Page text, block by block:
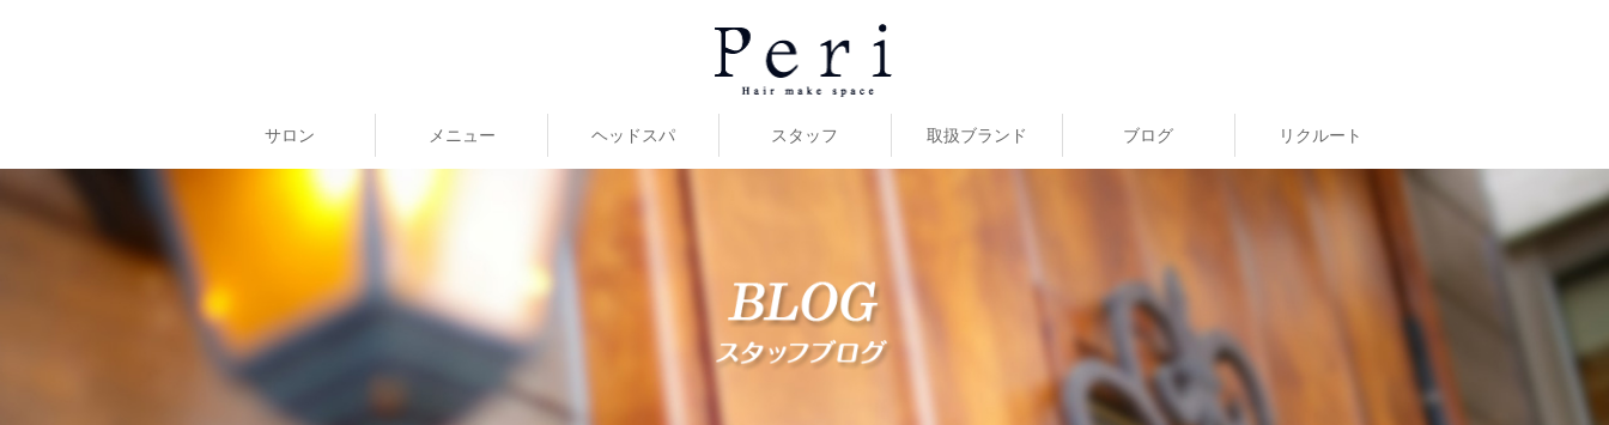
サロン メニュー ヘッドスパ スタッフ 取扱ブランド ブログ リクルート